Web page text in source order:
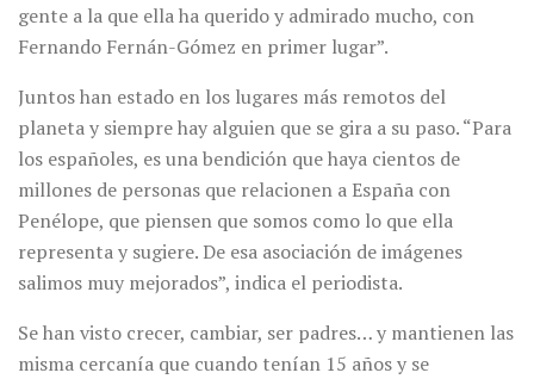
gente a la que ella ha querido y admirado mucho, con
Fernando Fernán-Gómez en primer lugar”.
Juntos han estado en los lugares más remotos del
planeta y siempre hay alguien que se gira a su paso. “Para
los españoles, es una bendición que haya cientos de
millones de personas que relacionen a España con
Penélope, que piensen que somos como lo que ella
representa y sugiere. De esa asociación de imágenes
salimos muy mejorados”, indica el periodista.
Se han visto crecer, cambiar, ser padres… y mantienen las
misma cercanía que cuando tenían 15 años y se